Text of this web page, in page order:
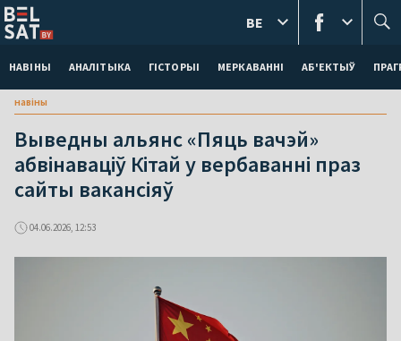
НАВІНЫ АНАЛІТЫКА ГІСТОРЫІ МЕРКАВАННI АБ'ЕКТЫЎ
BE
навіны
Выведны альянс «Пяць вачэй»
абвінаваціў Кітай у вербаванні праз
сайты вакансіяў
04.06.2026, 12:53